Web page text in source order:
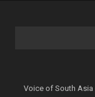
Voice of South Asia